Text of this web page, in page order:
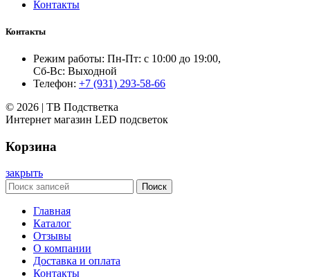
Контакты
Контакты
Режим работы: Пн-Пт: с 10:00 до 19:00,
Сб-Вс: Выходной
Телефон: +7 (931) 293-58-66
© 2026 | ТВ Подстветка
Интернет магазин LED подсветок
Корзина
закрыть
Поиск
Главная
Каталог
Отзывы
О компании
Доставка и оплата
Контакты